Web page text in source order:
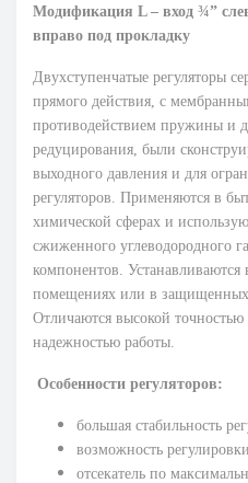
Модификация L – вход ¾”
вправо под прокладку
Двухступенчатые регуляторы
прямого действия, с
противодействием пружины и
редуцирования, были
выходного давления и для
регуляторов. Применяются в
химической сферах и
сжиженного углеводородного
компонентов.
помещениях или в защищенных
Отличаются высокой
надежностью работы.
Особенности регуляторов:
большая стабильность
возможность
отсекатель по